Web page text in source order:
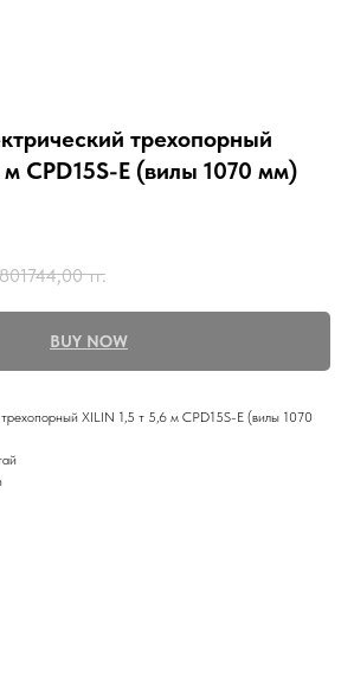
трехопорный
CPD15S-E (вилы 1070 мм)
тг.
BUY NOW
трехопорный XILIN 1,5 т 5,6 м CPD15S-E (вилы 1070